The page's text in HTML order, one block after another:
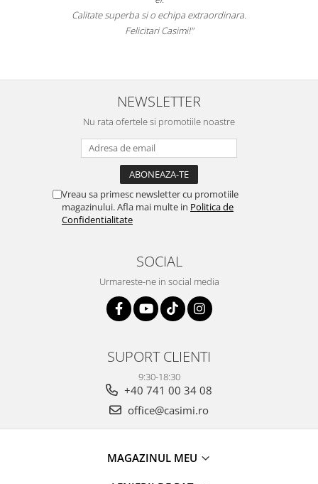
Calitate superba si o echipa extraordinara.
Felicitari Casimi!"
NEWSLETTER
Nu rata ofertele si promotiile noastre
Vreau sa primesc newsletter cu promotiile
magazinului. Afla mai multe in Politica de
Confidentialitate
SOCIAL
Urmareste-ne in social media
SUPORT CLIENTI
9:30-18:30
+40 741 00 34 08
office@casimi.ro
MAGAZINUL MEU